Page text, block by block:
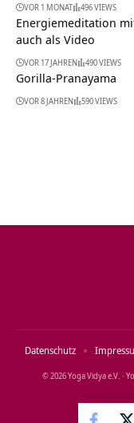
VOR 1 MONAT 496 VIEWS
Energiemeditation
auch als Video
VOR 17 JAHREN 490 VIEWS
Gorilla-Pranayama
VOR 8 JAHREN 590 VIEWS
© 2026 Yoga Vidya e.V. ·
Datenschutz